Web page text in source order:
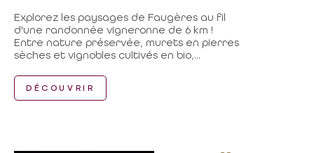
Explorez les paysages de Faugères au fil
d'une randonnée vigneronne de 6 km !
Entre nature préservée, murets en pierres
sèches et vignobles cultivés en bio,...
DÉCOUVRIR